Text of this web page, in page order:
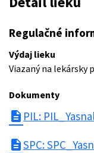
Regulačné
Výdaj lieku
Viazaný na lekársky
Dokumenty
description PIL:
descriptionSPC: